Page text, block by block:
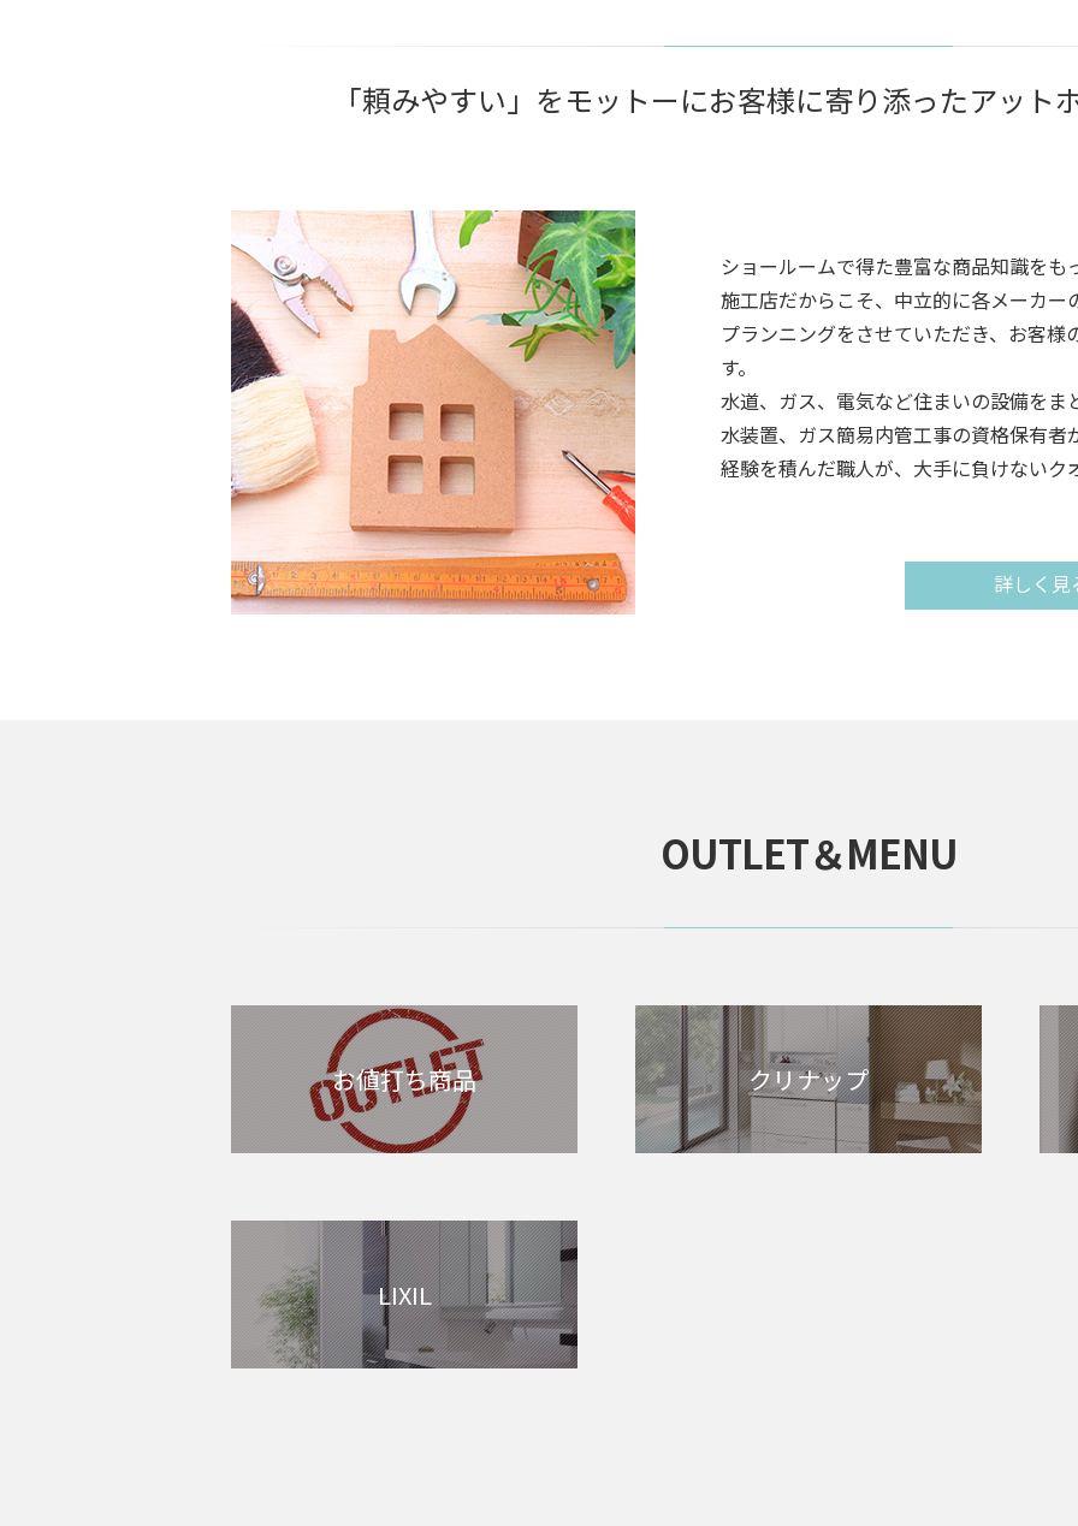
「頼みやすい」をモットーにお客様に寄り添ったアット
ショールームで得た豊富な商品知識を
施工店だからこそ、中立的に各メーカ
プランニングをさせていただき、お客
す。
水道、ガス、電気など住まいの設備を
水装置、ガス簡易内管工事の資格保有
経験を積んだ職人が、大手に負けないク
詳しく
OUTLET＆MENU
お値打ち商品 クリナップ
LIXIL